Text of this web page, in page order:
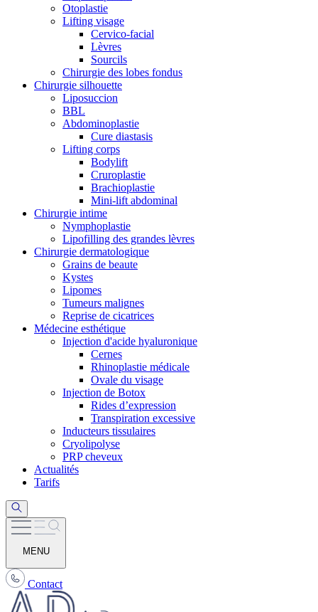
Otoplastie
Lifting visage
Cervico-facial
Lèvres
Sourcils
Chirurgie des lobes fondus
Chirurgie silhouette
Liposuccion
BBL
Abdominoplastie
Cure diastasis
Lifting corps
Bodylift
Cruroplastie
Brachioplastie
Mini-lift abdominal
Chirurgie intime
Nymphoplastie
Lipofilling des grandes lèvres
Chirurgie dermatologique
Grains de beaute
Kystes
Lipomes
Tumeurs malignes
Reprise de cicatrices
Médecine esthétique
Injection d'acide hyaluronique
Cernes
Rhinoplastie médicale
Ovale du visage
Injection de Botox
Rides d’expression
Transpiration excessive
Inducteurs tissulaires
Cryolipolyse
PRP cheveux
Actualités
Tarifs
MENU
Contact